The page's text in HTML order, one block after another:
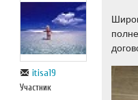
itisa19
Участник